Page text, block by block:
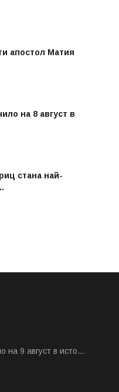
апостол Матия
на 8 август в
стана най-
на 9 август в исто...